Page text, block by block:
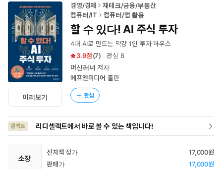
로
이
동
미리보기
경영/경제
재테크/금융/부동산
컴퓨터/IT
컴퓨터/앱 활용
할 수 있다! AI 주식 투자
4대 AI로 만드는 막강 1인 투자 하우스
3.9
(7) 관심 8
머신러너 저자
에프엔미디어 출판
관심
셀렉트 리디셀렉트에서 바로 볼 수 있는 책입니다!
소장
전자책 정가
17,000원
판매가
17,000원